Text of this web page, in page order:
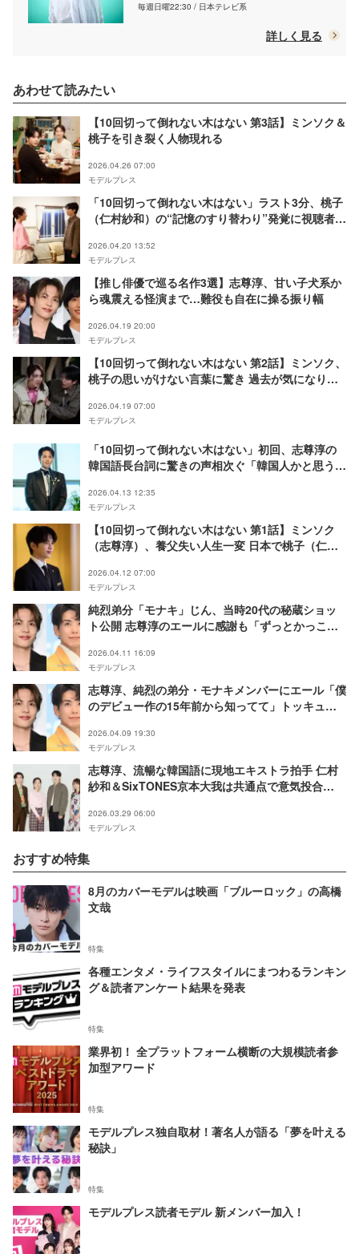
毎週日曜22:30 / 日本テレビ系
詳しく見る
あわせて読みたい
【10回切って倒れない木はない 第3話】ミンソク＆
桃子を引き裂く人物現れる
2026.04.26 07:00
モデルプレス
「10回切って倒れない木はない」ラスト3分、桃子
（仁村紗和）の“記憶のすり替わり”発覚に視聴者混
2026.04.20 13:52
モデルプレス
【推し俳優で巡る名作3選】志尊淳、甘い子犬系か
ら魂震える怪演まで…難役も自在に操る振り幅
2026.04.19 20:00
モデルプレス
【10回切って倒れない木はない 第2話】ミンソク、
桃子の思いがけない言葉に驚き 過去が気になり始
2026.04.19 07:00
モデルプレス
「10回切って倒れない木はない」初回、志尊淳の
韓国語長台詞に驚きの声相次ぐ「韓国人かと思うく
2026.04.13 12:35
モデルプレス
【10回切って倒れない木はない 第1話】ミンソク
（志尊淳）、養父失い人生一変 日本で桃子（仁村
2026.04.12 07:00
モデルプレス
純烈弟分「モナキ」じん、当時20代の秘蔵ショッ
ト公開 志尊淳のエールに感謝も「ずっとかっこい
2026.04.11 16:09
モデルプレス
志尊淳、純烈の弟分・モナキメンバーにエール「僕
のデビュー作の15年前から知ってて」トッキュウ
2026.04.09 19:30
モデルプレス
志尊淳、流暢な韓国語に現地エキストラ拍手 仁村
紗和＆SixTONES京本大我は共通点で意気投合
2026.03.29 06:00
モデルプレス
おすすめ特集
8月のカバーモデルは映画「ブルーロック」の高橋
文哉
特集
各種エンタメ・ライフスタイルにまつわるランキン
グ＆読者アンケート結果を発表
特集
業界初！ 全プラットフォーム横断の大規模読者参
加型アワード
特集
モデルプレス独自取材！著名人が語る「夢を叶える
秘訣」
特集
モデルプレス読者モデル 新メンバー加入！